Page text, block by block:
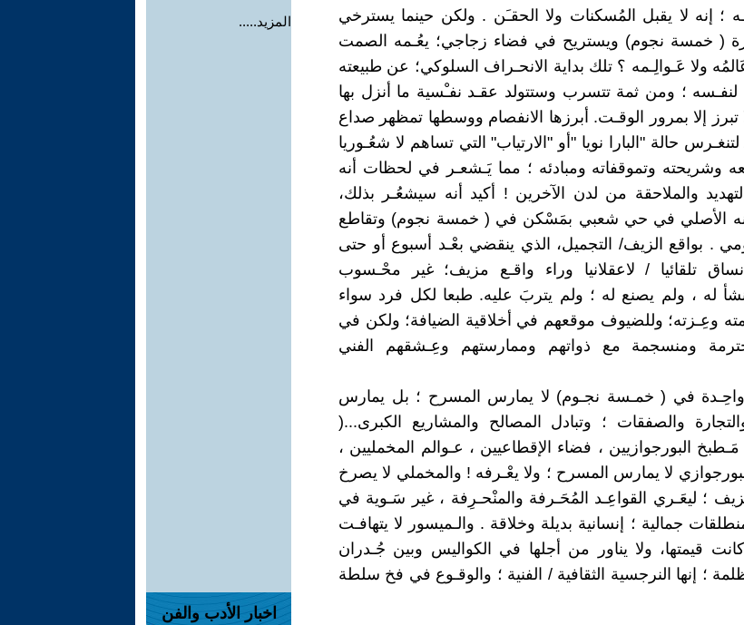
؛ إنه لا يقبل المُسكنات ولا الحقـَن . ولكن حينما يسترخي
( خمسة نجوم) ويستريح في فضاء زجاجي؛ يعُـمه الصمت
ولا عَـوالِـمه ؟ تلك بداية الانحـراف السلوكي؛ عن طبيعته
؛ ومن ثمة تتسرب وستتولد عقـد نفـْسية ما أنزل بها
إلا بمرور الوقـت. أبرزها الانفصام ووسطها تمظهر صداع
حالة "البارا نويا "أو "الارتياب" التي تساهم لا شعُـوريا
وشريحته وتموقفاته ومبادئه ؛ مما يَـشعـر في لحظات أنه
والملاحقة من لدن الآخرين ! أكيد أنه سيشعُـر بذلك،
الأصلي في حي شعبي بمَسْكن في ( خمسة نجوم) وتقاطع
. بواقع الزيف/ التجميل، الذي ينقضي بعْـد أسبوع أو حتى
تلقائيا / لاعقلانيا وراء واقـع مزيف؛ غير محْـسوب
له ، ولم يصنع له ؛ ولم يتربَ عليه. طبعا لكل فرد سواء
وعِـزته؛ وللضيوف موقعهم في أخلاقية الضيافة؛ ولكن في
ومنسجمة مع ذواتهم وممارستهم وعِـشقهم الفني
واحِـدة في ( خمـسة نجـوم) لا يمارس المسرح ؛ بل يمارس
والتجارة والصفقات ؛ وتبادل المصالح والمشاريع الكبرى...(
البورجوازيين ، فضاء الإقطاعيين ، عـوالم المخمليين ،
لا يمارس المسرح ؛ ولا يعْـرفه ! والمخملي لا يصرخ
؛ ليعَـري القواعِـد المُحَـرفة والمنْحـرِفة ، غير سَـوية في
منطلقات جمالية ؛ إنسانية بديلة وخلاقة . والـميسور لا يتهافـت
قيمتها، ولا يناور من أجلها في الكواليس وبين جُـدران
؛ إنها النرجسية الثقافية / الفنية ؛ والوقـوع في فخ سلطة
المزيد.....
اخبار الأدب والفن